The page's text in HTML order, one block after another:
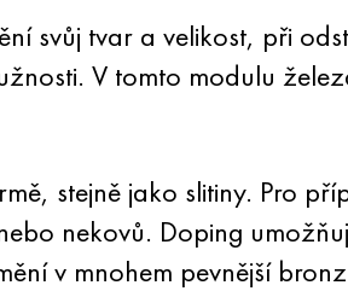
svůj tvar a velikost, při
V tomto modulu
stejně jako slitiny. Pro
nekovů. Doping
v mnohem pevnější